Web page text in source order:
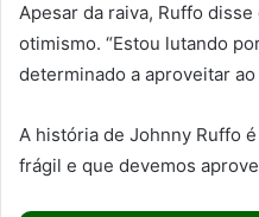
Apesar da raiva, Ruffo
otimismo. “Estou lutando
determinado a aproveitar
A história de Johnny Ruffo
frágil e que devemos